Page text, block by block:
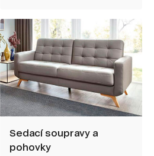
Sedací soupravy a
pohovky